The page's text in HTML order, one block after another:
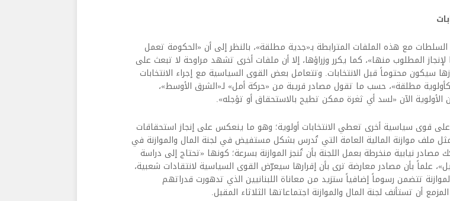
السلطات مع هذه الملفات المترابطة بـ«جدية مطلقة»، بالنظر إلى أن «الحكومة تعمل
المطلوب منها»، كما يكرر وزراؤها، إلا أن ملفات أخرى تشهد مراوحة لا تبعث على
سيكون محتوماً قبل الانتخابات. وتتعامل بعض القوى السياسية مع إجراء الانتخابات
مطلقة»، حسب ما تقول مصادر قريبة من «حركة أمل» لـ«الشرق الأوسط»،
الآن «لسد أي ثغرة ممكن تطيح بالاستحقاق أو تؤجله».
قوى سياسية أخرى تعطي الانتخابات أولوية؛ وهو ما ينعكس على إنجاز استحقاقات
ملف موازنة المالية العامة التي تُدرس بشكل مستفيض في لجنة المال والموازنة في
مصادر نيابية منخرطة بعمل اللجنة بأن تُنجز الموازنة بسرعة؛ كونها «تحتاج إلى دراسة
علماً بأن مصادر معارضة ترى بأن إقرارها سيعرّض القوى السياسية لانتقادات شعبية،
تتضمن رسوماً إضافياً ستزيد من معاناة اللبنانيين الذي تدهورت قدراتهم
أن تستأنف لجنة المال والموازنة اجتماعاتها الثلاثاء المقبل.